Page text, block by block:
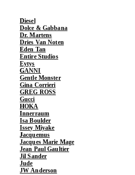
Diesel
Dolce & Gabbana
Dr. Martens
Dries Van Noten
Eden Tan
Entire Studios
Eytys
GANNI
Gentle Monster
Gina Corrieri
GREG ROSS
Gucci
HOKA
Innerraum
Isa Boulder
Issey Miyake
Jacquemus
Jacques Marie Mage
Jean Paul Gaultier
Jil Sander
Jude
JW Anderson